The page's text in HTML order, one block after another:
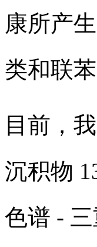
康所产
类和联
目前，
沉积物
色谱 -